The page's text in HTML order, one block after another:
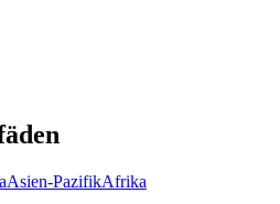
Asien-PazifikAfrika